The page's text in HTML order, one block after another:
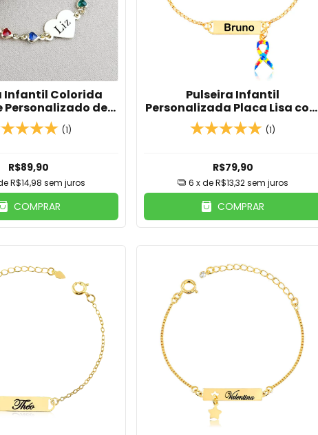
Infantil Colorida
Personalizado de
Banho de Ouro
18k
(1)
R$89,90
R$14,98 sem juros
COMPRAR
Pulseira Infantil
Personalizada Placa Lisa com
Nome E Pingente Laço
Autismo Banhado em Ouro
(1)
R$79,90
6 x deR$13,32sem juros
COMPRAR